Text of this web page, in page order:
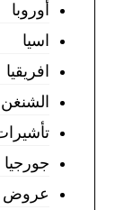
أوروبا
اسيا
افريقيا
الشنغن
جورجيا
عروض